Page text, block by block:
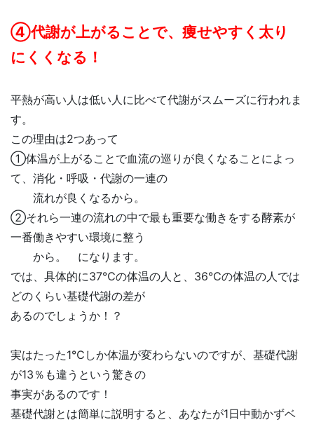
④代謝が上がることで、痩せやすく太り
にくくなる！
平熱が高い人は低い人に比べて代謝がスムーズに行われま
す。
この理由は2つあって
①体温が上がることで血流の巡りが良くなることによっ
て、消化・呼吸・代謝の一連の
流れが良くなるから。
②それら一連の流れの中で最も重要な働きをする酵素が
一番働きやすい環境に整う
から。 になります。
では、具体的に37℃の体温の人と、36℃の体温の人では
どのくらい基礎代謝の差が
あるのでしょうか！？
実はたった1℃しか体温が変わらないのですが、基礎代謝
が13％も違うという驚きの
事実があるのです！
基礎代謝とは簡単に説明すると、あなたが1日中動かずベ